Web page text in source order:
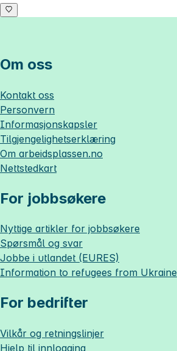
Om oss
Kontakt oss
Personvern
Informasjonskapsler
Tilgjengelighetserklæring
Om arbeidsplassen.no
Nettstedkart
For jobbsøkere
Nyttige artikler for jobbsøkere
Spørsmål og svar
Jobbe i utlandet (EURES)
Information to refugees from Ukraine
For bedrifter
Vilkår og retningslinjer
Hjelp til innlogging